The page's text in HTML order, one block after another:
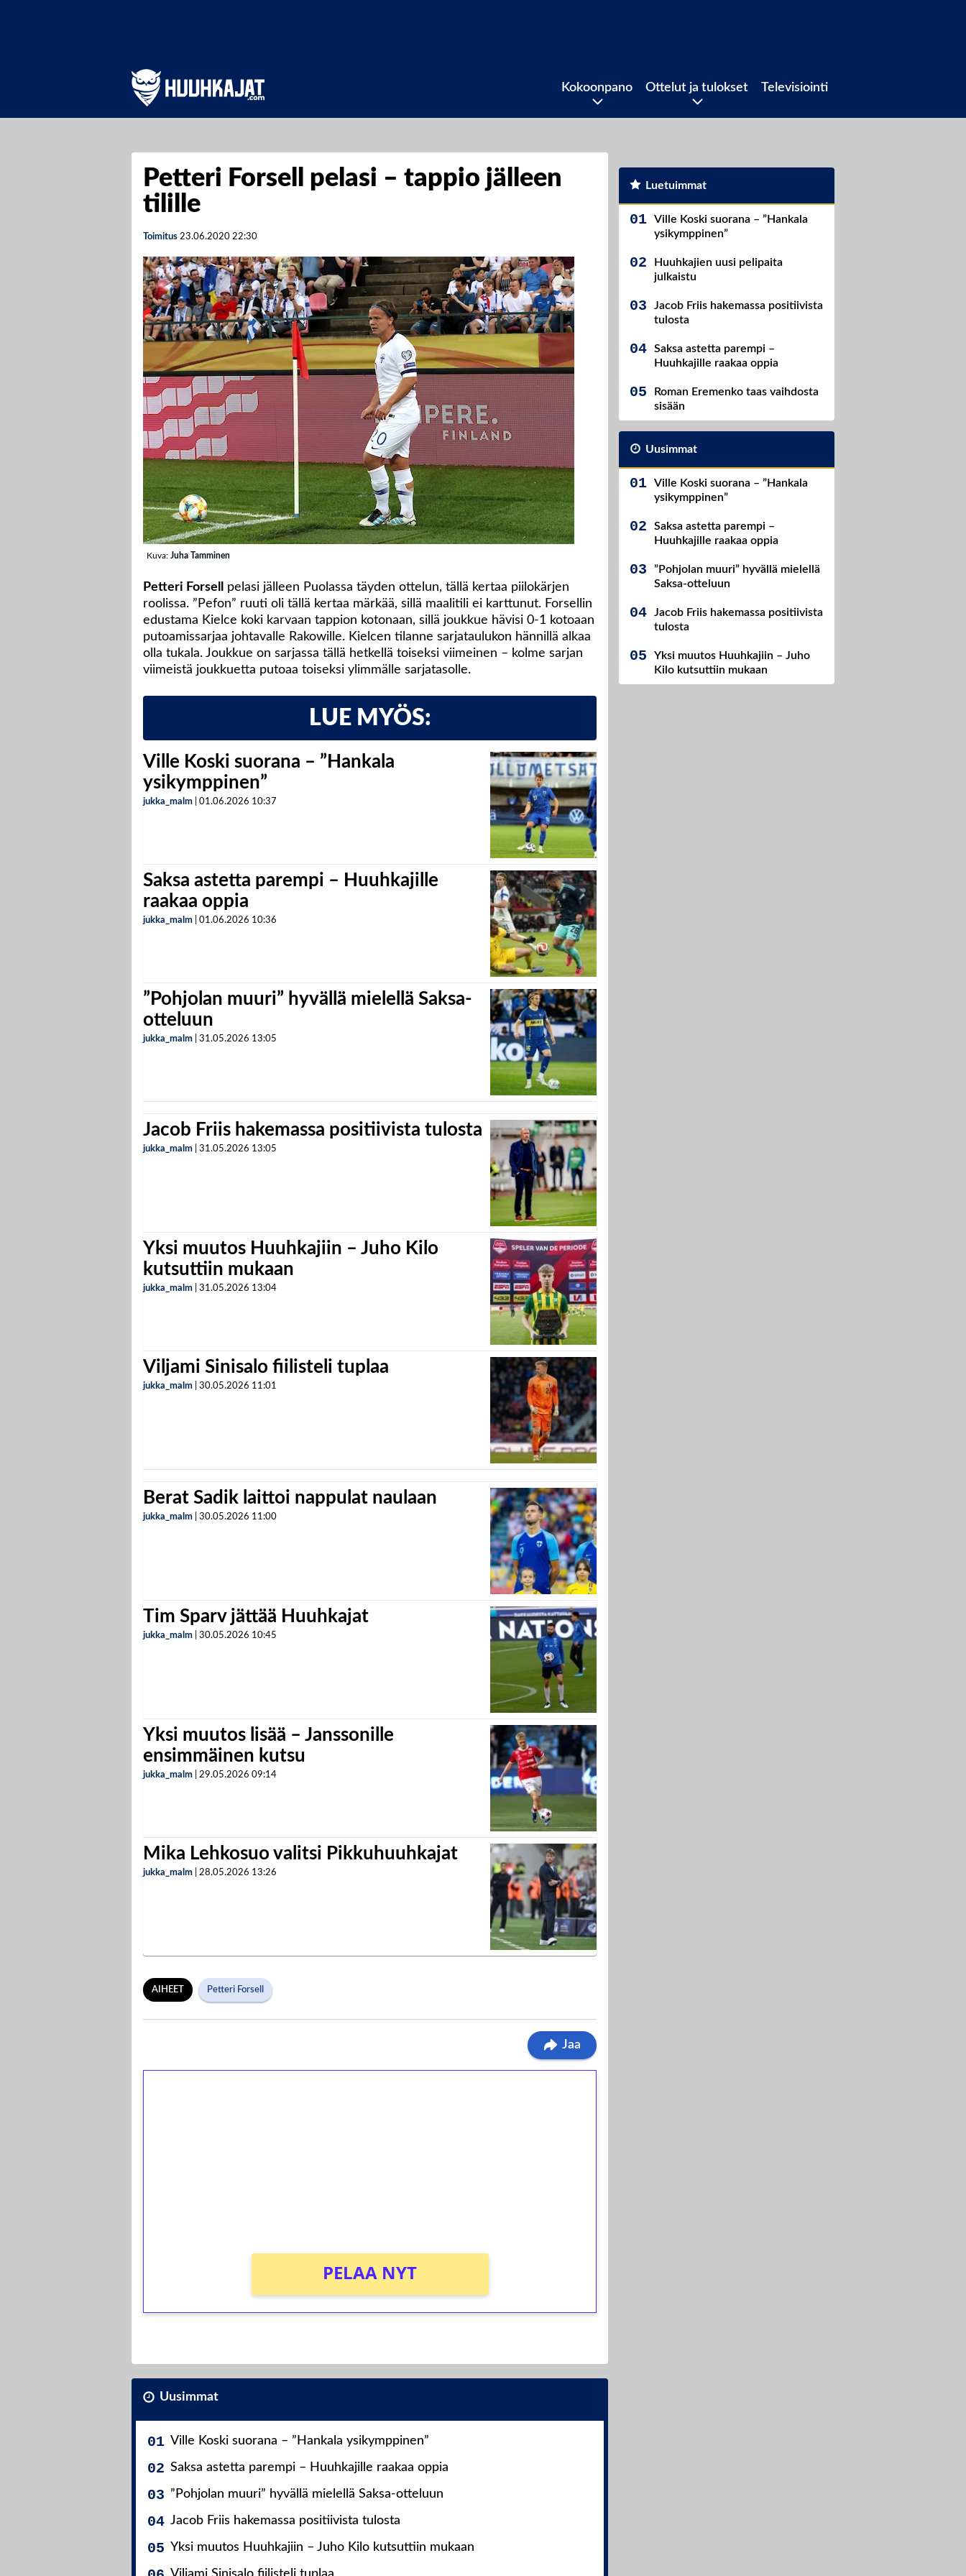
Kokoonpano Ottelut ja tulokset Televisiointi
Petteri Forsell pelasi – tappio jälleen
tilille
Toimitus 23.06.2020 22:30
Kuva: Juha Tamminen
Petteri Forsell
pelasi jälleen Puolassa täyden ottelun, tällä kertaa piilokärjen
roolissa. ”Pefon” ruuti oli tällä kertaa märkää, sillä maalitili ei karttunut. Forsellin
edustama Kielce koki karvaan tappion kotonaan, sillä joukkue hävisi 0-1 kotoaan
putoamissarjaa johtavalle Rakowille. Kielcen tilanne sarjataulukon hännillä alkaa
olla tukala. Joukkue on sarjassa tällä hetkellä toiseksi viimeinen – kolme sarjan
viimeistä joukkuetta putoaa toiseksi ylimmälle sarjatasolle.
LUE MYÖS:
Ville Koski suorana – ”Hankala
ysikymppinen”
jukka_malm 01.06.2026 10:37
Saksa astetta parempi – Huuhkajille
raakaa oppia
jukka_malm 01.06.2026 10:36
”Pohjolan muuri” hyvällä mielellä Saksa-
otteluun
jukka_malm 31.05.2026 13:05
Jacob Friis hakemassa positiivista tulosta
jukka_malm 31.05.2026 13:05
Yksi muutos Huuhkajiin – Juho Kilo
kutsuttiin mukaan
jukka_malm 31.05.2026 13:04
Viljami Sinisalo fiilisteli tuplaa
jukka_malm 30.05.2026 11:01
Berat Sadik laittoi nappulat naulaan
jukka_malm 30.05.2026 11:00
Tim Sparv jättää Huuhkajat
jukka_malm 30.05.2026 10:45
Yksi muutos lisää – Janssonille
ensimmäinen kutsu
jukka_malm 29.05.2026 09:14
Mika Lehkosuo valitsi Pikkuhuuhkajat
jukka_malm 28.05.2026 13:26
AIHEET Petteri Forsell
Jaa
PELAA NYT
Uusimmat
Ville Koski suorana – ”Hankala ysikymppinen”
Saksa astetta parempi – Huuhkajille raakaa oppia
”Pohjolan muuri” hyvällä mielellä Saksa-otteluun
Jacob Friis hakemassa positiivista tulosta
Yksi muutos Huuhkajiin – Juho Kilo kutsuttiin mukaan
Luetuimmat
Ville Koski suorana – ”Hankala
ysikymppinen”
Huuhkajien uusi pelipaita
julkaistu
Jacob Friis hakemassa positiivista
tulosta
Saksa astetta parempi –
Huuhkajille raakaa oppia
Roman Eremenko taas vaihdosta
sisään
Uusimmat
Ville Koski suorana – ”Hankala
ysikymppinen”
Saksa astetta parempi –
Huuhkajille raakaa oppia
”Pohjolan muuri” hyvällä mielellä
Saksa-otteluun
Jacob Friis hakemassa positiivista
tulosta
Yksi muutos Huuhkajiin – Juho
Kilo kutsuttiin mukaan